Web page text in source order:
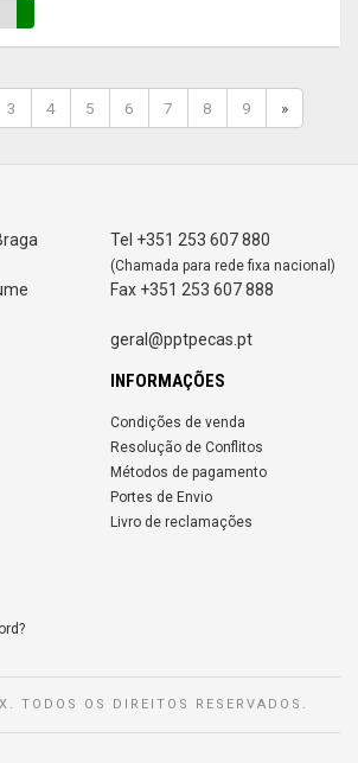
3 4 5 6 7 8 9 »
Tel +351 253 607 880
(Chamada para rede fixa nacional)
Fax +351 253 607 888
geral@pptpecas.pt
INFORMAÇÕES
Condições de venda
Resolução de Conflitos
Métodos de pagamento
Portes de Envio
Livro de reclamações
TODOS OS DIREITOS RESERVADOS.